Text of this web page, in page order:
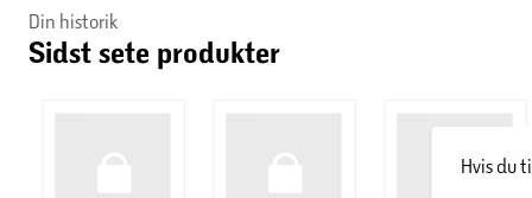
et af de førende makeup-brands i over 120 lande i verden.
New York har fingeren på pulsen, og deres produkter skal
Din historik
Sidst sete produkter
Hvis du